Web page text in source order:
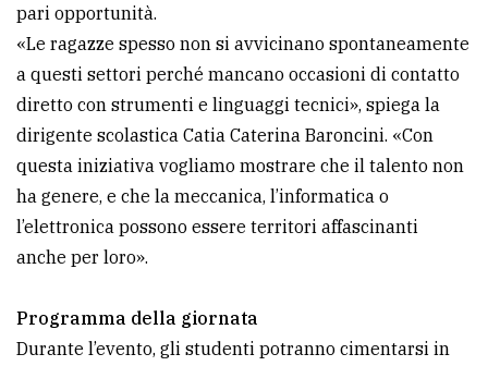
pari opportunità.
«Le ragazze spesso non si avvicinano spontaneamente
a questi settori perché mancano occasioni di contatto
diretto con strumenti e linguaggi tecnici», spiega la
dirigente scolastica Catia Caterina Baroncini. «Con
questa iniziativa vogliamo mostrare che il talento non
ha genere, e che la meccanica, l’informatica o
l’elettronica possono essere territori affascinanti
anche per loro».
Programma della giornata
Durante l’evento, gli studenti potranno cimentarsi in